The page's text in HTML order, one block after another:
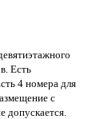
Есть
4 номера для
с